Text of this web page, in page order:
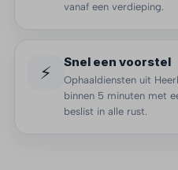
vanaf een verdieping.
⚡ Snel een voorstel
Ophaaldiensten uit
binnen 5 minuten met
beslist in alle rust.